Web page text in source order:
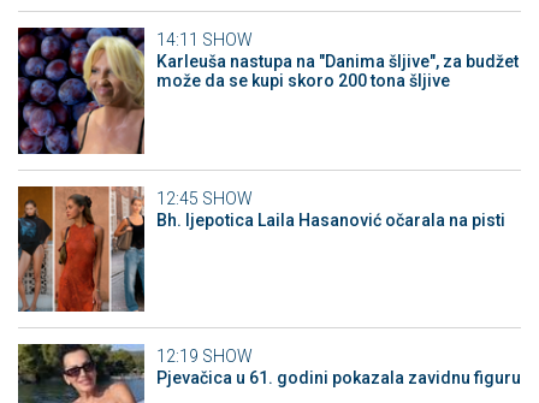
14:11 SHOW
Karleuša nastupa na "Danima šljive", za budžet
može da se kupi skoro 200 tona šljive
12:45 SHOW
Bh. ljepotica Laila Hasanović očarala na pisti
12:19 SHOW
Pjevačica u 61. godini pokazala zavidnu figuru